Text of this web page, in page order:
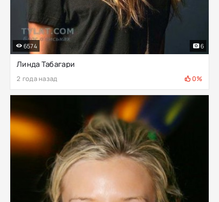
Линда Табагари
2 года назад 0%
6574 6